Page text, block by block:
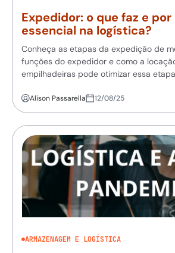
Expedidor: o que faz e por
essencial na logística?
Conheça as etapas da expedição de
funções do expedidor e como a
empilhadeiras pode otimizar essa
Alison Passarella 12/08/25
ARMAZENAGEM E LOGÍSTICA